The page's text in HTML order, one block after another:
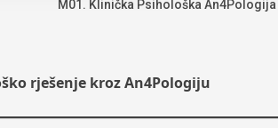
M01. Klinička Psihološka An4Pologija
rješenje kroz An4Pologiju